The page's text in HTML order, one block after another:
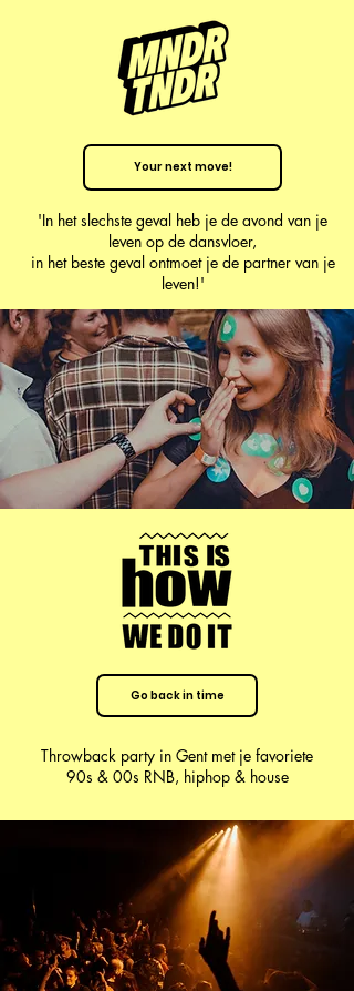
Your next move!
'In het slechste geval heb je de avond van je
leven op de dansvloer,
in het beste geval ontmoet je de partner van je
leven!'
Go back in time
Throwback party in Gent met je favoriete
90s & 00s RNB, hiphop & house